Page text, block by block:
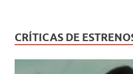
CRÍTICAS DE